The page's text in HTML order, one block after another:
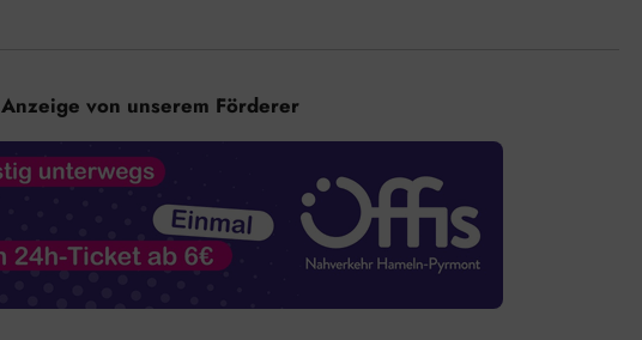
Anzeige von unserem Förderer